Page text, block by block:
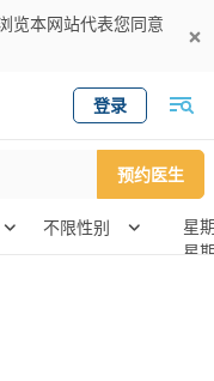
览本网站代表您同意
登录
预约医生